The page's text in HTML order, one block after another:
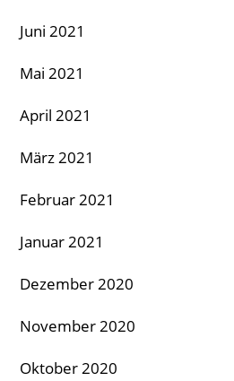
Juni 2021
Mai 2021
April 2021
März 2021
Februar 2021
Januar 2021
Dezember 2020
November 2020
Oktober 2020